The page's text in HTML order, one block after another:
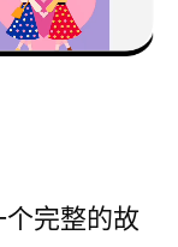
完整的故